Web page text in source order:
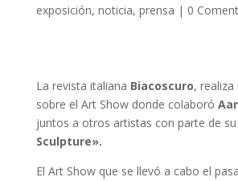
exposición, noticia, prensa | 0
La revista italiana Biacoscuro,
sobre el Art Show donde colaboró
juntos a otros artistas con parte de
Sculpture».
El Art Show que se llevó a cabo el